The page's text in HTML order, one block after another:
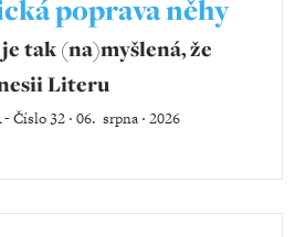
poprava něhy
tak (na)myšlená, že
Literu
-Číslo 32 ‧ 06. srpna ‧ 2026